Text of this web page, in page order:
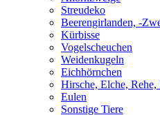
Streudeko
Beerengirlanden, -
Kürbisse
Vogelscheuchen
Weidenkugeln
Eichhörnchen
Hirsche, Elche, Rehe,
Eulen
Sonstige Tiere